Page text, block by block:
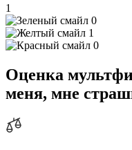
1
0
1
0
Оценка
меня, мне